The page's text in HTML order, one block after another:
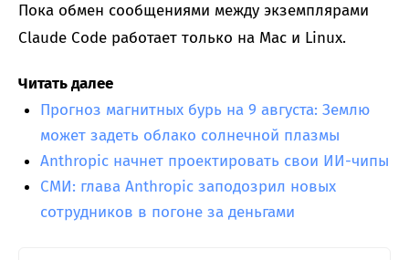
Пока обмен сообщениями между экземплярами
Claude Code работает только на Mac и Linux.
Читать далее
Прогноз магнитных бурь на 9 августа: Землю
может задеть облако солнечной плазмы
Anthropic начнет проектировать свои ИИ-чипы
СМИ: глава Anthropic заподозрил новых
сотрудников в погоне за деньгами